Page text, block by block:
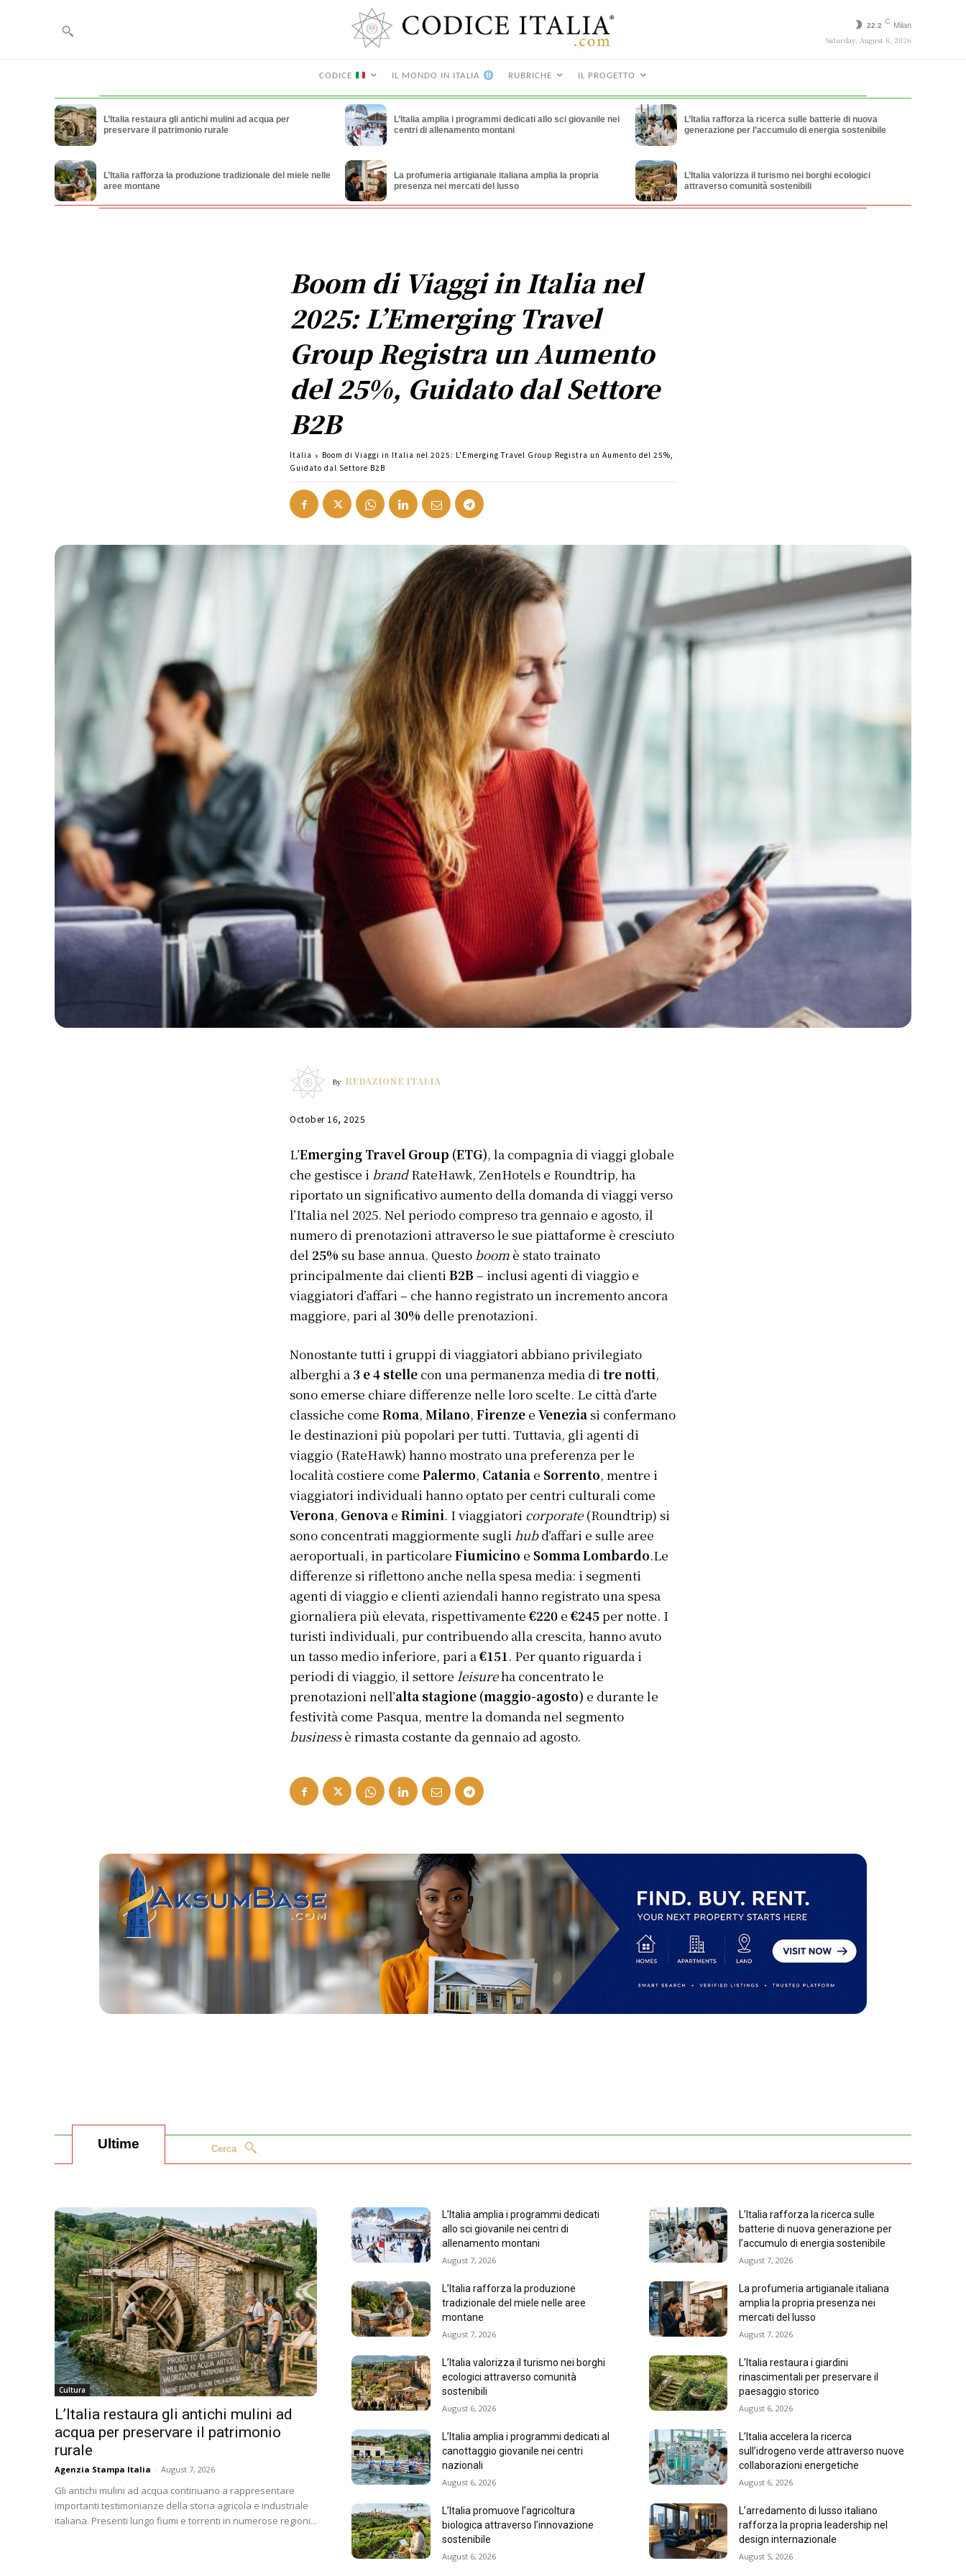
22.2
C Milan
Saturday, August 8, 2026
CODICE IL MONDO IN ITALIA RUBRICHE IL PROGETTO
L’Italia restaura gli antichi mulini ad acqua per
preservare il patrimonio rurale
L’Italia amplia i programmi dedicati allo sci giovanile nei
centri di allenamento montani
L’Italia rafforza la ricerca sulle batterie di nuova
generazione per l’accumulo di energia sostenibile
L’Italia rafforza la produzione tradizionale del miele nelle
aree montane
La profumeria artigianale italiana amplia la propria
presenza nei mercati del lusso
L’Italia valorizza il turismo nei borghi ecologici
attraverso comunità sostenibili
Boom di Viaggi in Italia nel
2025: L’Emerging Travel
Group Registra un Aumento
del 25%, Guidato dal Settore
B2B
Italia
Boom di Viaggi in Italia nel 2025: L'Emerging Travel Group Registra un Aumento del 25%,
Guidato dal Settore B2B
By REDAZIONE ITALIA
October 16, 2025
L’Emerging Travel Group (ETG), la compagnia di viaggi globale
che gestisce ibrandRateHawk, ZenHotels e Roundtrip, ha
riportato un significativo aumento della domanda di viaggi verso
l’Italia nel 2025. Nel periodo compreso tra gennaio e agosto, il
numero di prenotazioni attraverso le sue piattaforme è cresciuto
del 25% su base annua. Questoboom è stato trainato
principalmente dai clientiB2B – inclusi agenti di viaggio e
viaggiatori d’affari – che hanno registrato un incremento ancora
maggiore, pari al 30% delle prenotazioni.
Nonostante tutti i gruppi di viaggiatori abbiano privilegiato
alberghi a 3 e 4 stelle con una permanenza media ditre notti,
sono emerse chiare differenze nelle loro scelte. Le città d’arte
classiche comeRoma,Milano,Firenze eVenezia si confermano
le destinazioni più popolari per tutti. Tuttavia, gli agenti di
viaggio (RateHawk) hanno mostrato una preferenza per le
località costiere comePalermo, Catania e Sorrento, mentre i
viaggiatori individuali hanno optato per centri culturali come
Verona, Genova eRimini. I viaggiatori corporate(Roundtrip) si
sono concentrati maggiormente suglihubd’affari e sulle aree
aeroportuali, in particolareFiumicino e Somma Lombardo.Le
differenze si riflettono anche nella spesa media: i segmenti
agenti di viaggio e clienti aziendali hanno registrato una spesa
giornaliera più elevata, rispettivamente€220 e€245per notte. I
turisti individuali, pur contribuendo alla crescita, hanno avuto
un tasso medio inferiore, pari a€151. Per quanto riguarda i
periodi di viaggio, il settoreleisureha concentrato le
prenotazioni nell’alta stagione (maggio-agosto) e durante le
festività come Pasqua, mentre la domanda nel segmento
businessè rimasta costante da gennaio ad agosto.
Ultime Cerca
Cultura
L’Italia restaura gli antichi mulini ad
acqua per preservare il patrimonio
rurale
Agenzia Stampa Italia - August 7, 2026
Gli antichi mulini ad acqua continuano a rappresentare
importanti testimonianze della storia agricola e industriale
italiana. Presenti lungo fiumi e torrenti in numerose regioni...
L’Italia amplia i programmi dedicati
allo sci giovanile nei centri di
allenamento montani
August 7, 2026
L’Italia rafforza la ricerca sulle
batterie di nuova generazione per
l’accumulo di energia sostenibile
August 7, 2026
L’Italia rafforza la produzione
tradizionale del miele nelle aree
montane
August 7, 2026
La profumeria artigianale italiana
amplia la propria presenza nei
mercati del lusso
August 7, 2026
L’Italia valorizza il turismo nei borghi
ecologici attraverso comunità
sostenibili
August 6, 2026
L’Italia restaura i giardini
rinascimentali per preservare il
paesaggio storico
August 6, 2026
L’Italia amplia i programmi dedicati al
canottaggio giovanile nei centri
nazionali
August 6, 2026
L’Italia accelera la ricerca
sull’idrogeno verde attraverso nuove
collaborazioni energetiche
August 6, 2026
L’Italia promuove l’agricoltura
biologica attraverso l’innovazione
sostenibile
August 6, 2026
L’arredamento di lusso italiano
rafforza la propria leadership nel
design internazionale
August 5, 2026